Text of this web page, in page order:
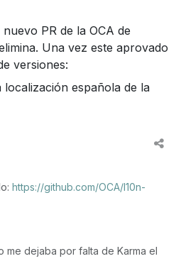
PR de la OCA de
Una vez este aprovado
versiones:
localización española de la
https://github.com/OCA/l10n-
me dejaba por falta de Karma el